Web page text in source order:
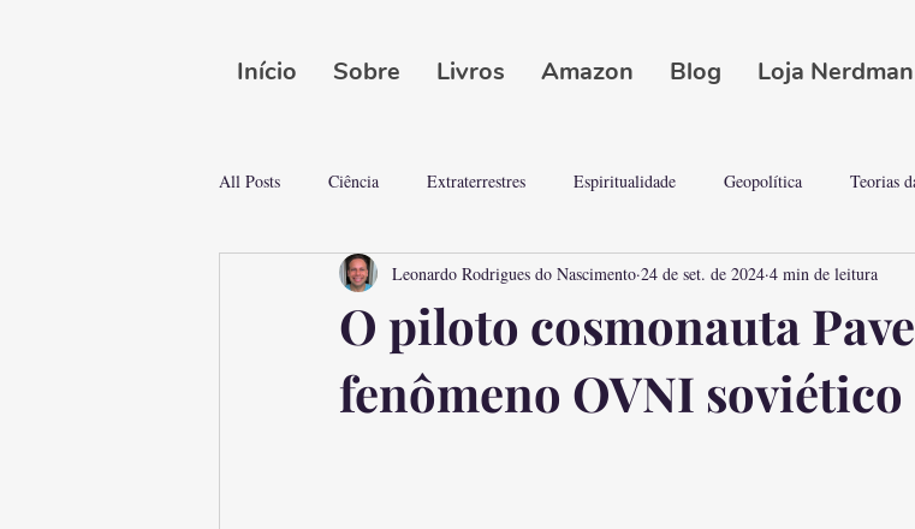
Início Sobre Livros Amazon Blog Loja Nerdman
All Posts Ciência Extraterrestres Espiritualidade Geopolítica Teorias
Mistérios do Mundo Mistérios e Conspirações Ciência & Tecnologia Misteriosa
O piloto cosmonauta
fenômeno OVNI soviético
Leonardo Rodrigues do Nascimento 24 de set. de 2024 4 min de leitura